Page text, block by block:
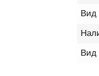
Вид
Вид